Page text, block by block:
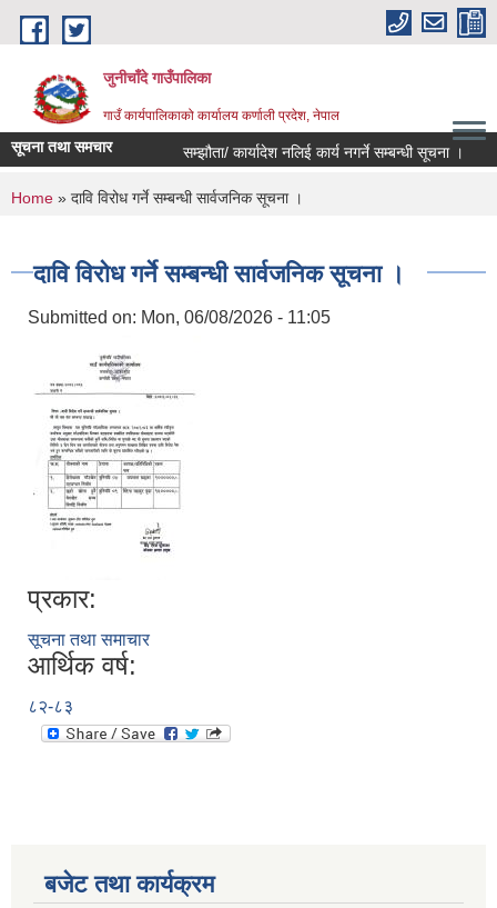
Skip to main content
जुनीचाँदे गाउँपालिका
गाउँ कार्यपालिकाको कार्यालय कर्णाली प्रदेश, नेपाल
सूचना तथा समचार सम्झौता/ कार्यादेश नलिई कार्य नगर्ने सम्बन्धी सूचना ।
You are here
Home » दावि विरोध गर्ने सम्बन्धी सार्वजनिक सूचना ।
दावि विरोध गर्ने सम्बन्धी सार्वजनिक सूचना ।
Submitted on: Mon, 06/08/2026 - 11:05
प्रकार:
सूचना तथा समाचार
आर्थिक वर्ष:
८२-८३
बजेट तथा कार्यक्रम